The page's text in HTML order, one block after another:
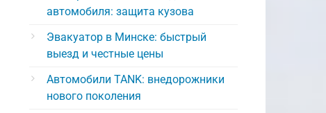
автомобиля: защита кузова
Эвакуатор в Минске: быстрый
выезд и честные цены
Автомобили TANK: внедорожники
нового поколения